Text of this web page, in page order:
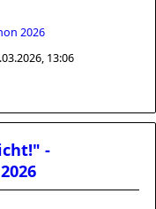
2026
13:06
-